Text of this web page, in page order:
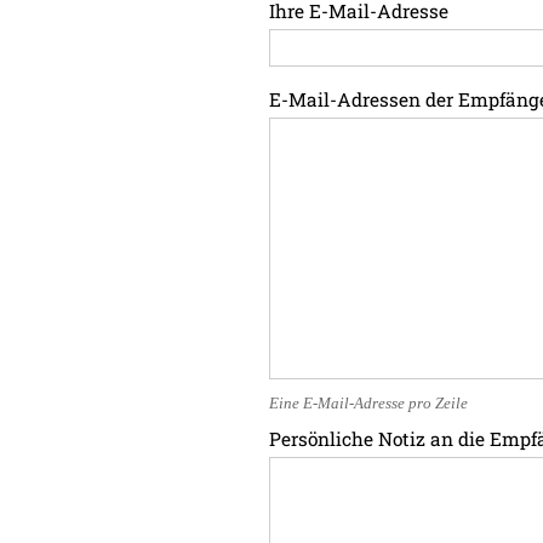
Ihre E-Mail-Adresse
E-Mail-Adressen der
Eine E-Mail-Adresse pro Zeile
Persönliche Notiz an die